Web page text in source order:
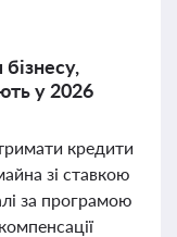
у 2026
кредити
зі ставкою
за програмою